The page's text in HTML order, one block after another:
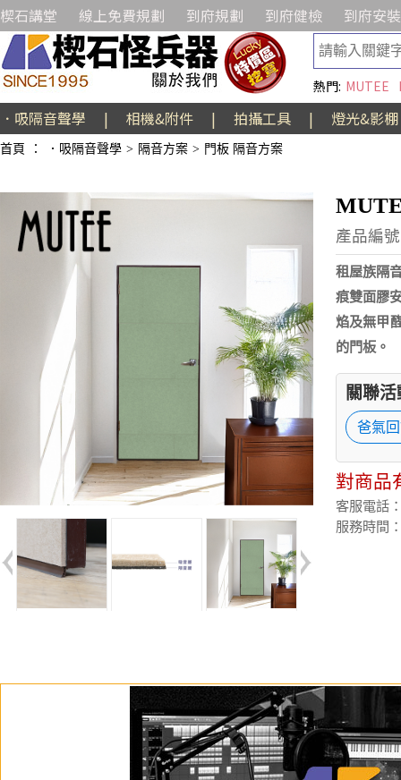
楔石講堂 線上免費規劃 到府規劃 到府健檢 到府安裝
熱門: MUTEE
．吸隔音聲學 | 相機&附件 | 拍攝工具 | 燈光&影棚
首頁 ： ．吸隔音聲學 > 隔音方案 > 門板 隔音方案
產品編
租屋族隔
痕雙面膠
焰及無甲
的門板。
關聯
爸氣
對商品
客服電話
服務時間